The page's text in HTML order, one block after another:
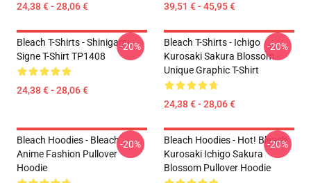
24,38 € - 28,06 € 39,51 € - 45,95 €
Bleach T-Shirts - Shinigami
Signe T-Shirt TP1408
24,38 € - 28,06 €
-20%
Bleach T-Shirts - Ichigo
Kurosaki Sakura Blossom
Unique Graphic T-Shirt
24,38 € - 28,06 €
-20%
Bleach Hoodies - Bleach
Anime Fashion Pullover
Hoodie
-20%
Bleach Hoodies - Hot! Bleach
Kurosaki Ichigo Sakura
Blossom Pullover Hoodie
-20%